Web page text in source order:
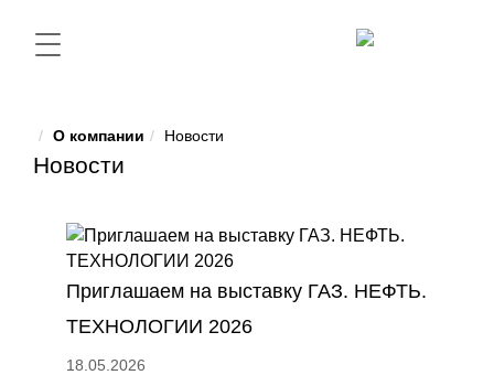
О компании Новости
Новости
Приглашаем на выставку ГАЗ. НЕФТЬ.
ТЕХНОЛОГИИ 2026
18.05.2026